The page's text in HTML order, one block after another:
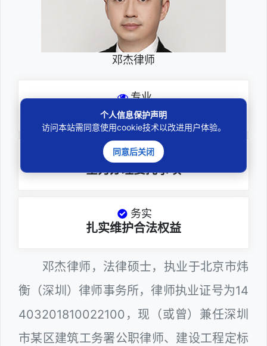
邓杰律师
专业
深耕厚积聚焦专注
尽责
全力办理委托事项
务实
扎实维护合法权益
邓杰律师，法律硕士，执业于北京市炜
衡（深圳）律师事务所，律师执业证号为14
403201810022100，现（或曾）兼任深圳
市某区建筑工务署公职律师、建设工程定标
个人信息保护声明
访问本站需同意使用cookie技术以改进用户体验。
同意后关闭